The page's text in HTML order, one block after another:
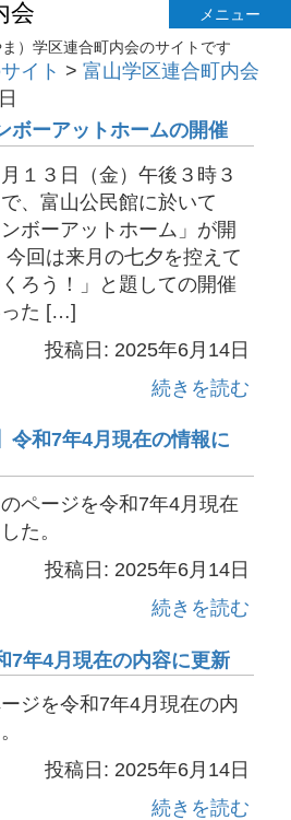
会
メニュー
）学区連合町内会のサイトです
イト > 富山学区連合町内会
ボーアットホームの開催
１３日（金）午後３時３
、富山公民館に於いて
ボーアットホーム」が開
回は来月の七夕を控えて
ろう！」と題しての開催
った […]
投稿日: 2025年6月14日
続きを読む
令和7年4月現在の情報に
ページを令和7年4月現在
た。
投稿日: 2025年6月14日
続きを読む
7年4月現在の内容に更新
ジを令和7年4月現在の内
投稿日: 2025年6月14日
続きを読む